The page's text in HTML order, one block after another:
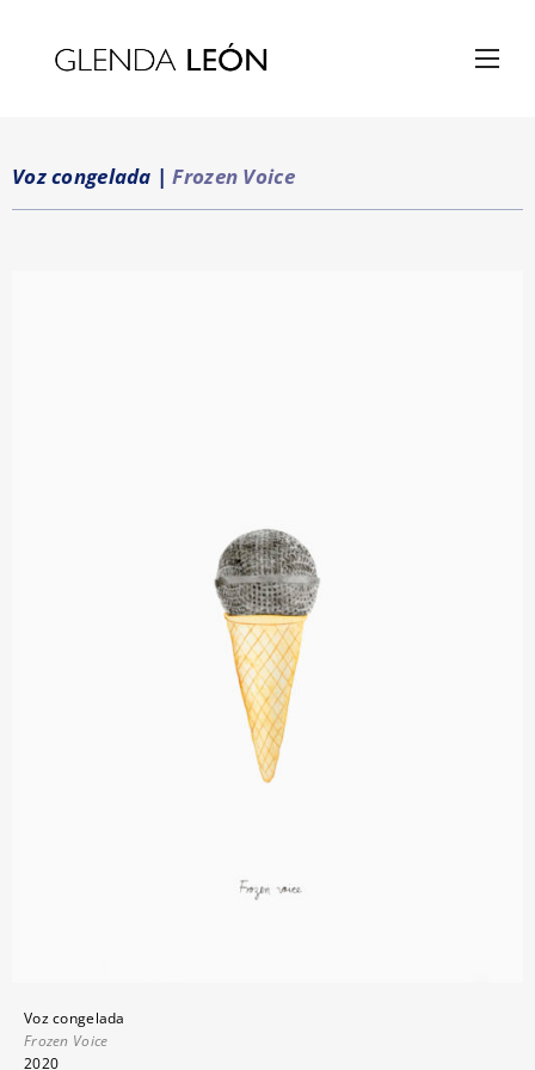
Voz congelada | Frozen Voice
Voz congelada
Frozen Voice
2020